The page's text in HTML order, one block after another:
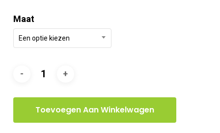
Maat
Een optie kiezen
Toevoegen Aan Winkelwagen